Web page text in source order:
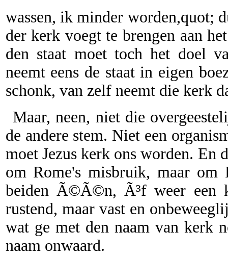
wassen, ik minder worden,quot;
der kerk voegt te brengen aan
den staat moet toch het doel
neemt eens de staat in eigen
schonk, van zelf neemt die kerk
Maar, neen, niet die
de andere stem. Niet een
moet Jezus kerk ons worden. En
om Rome's misbruik, maar om
beiden Ã©Ã©n, Ã³f weer een
rustend, maar vast en
wat ge met den naam van kerk
naam onwaard.